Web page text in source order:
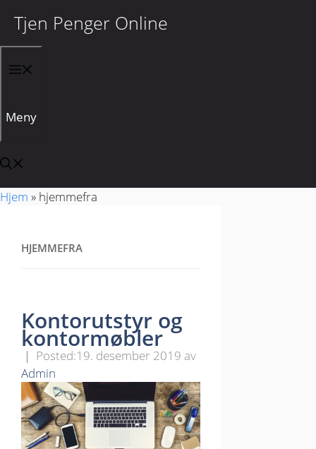
Hopp til innhold
Tjen Penger Online
Meny
Hjem » hjemmefra
HJEMMEFRA
Kontorutstyr og
kontormøbler
19. desember 2019 av
Admin